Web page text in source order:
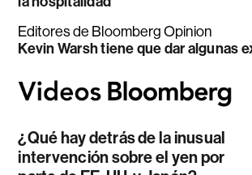
Editores de Bloomberg Opinion
Kevin Warsh tiene que dar algunas
¿Qué hay detrás de la inusual
intervención sobre el yen por